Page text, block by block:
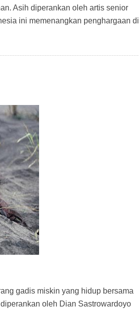
Asih diperankan oleh artis senior
ini memenangkan penghargaan di
gadis miskin yang hidup bersama
oleh Dian Sastrowardoyo